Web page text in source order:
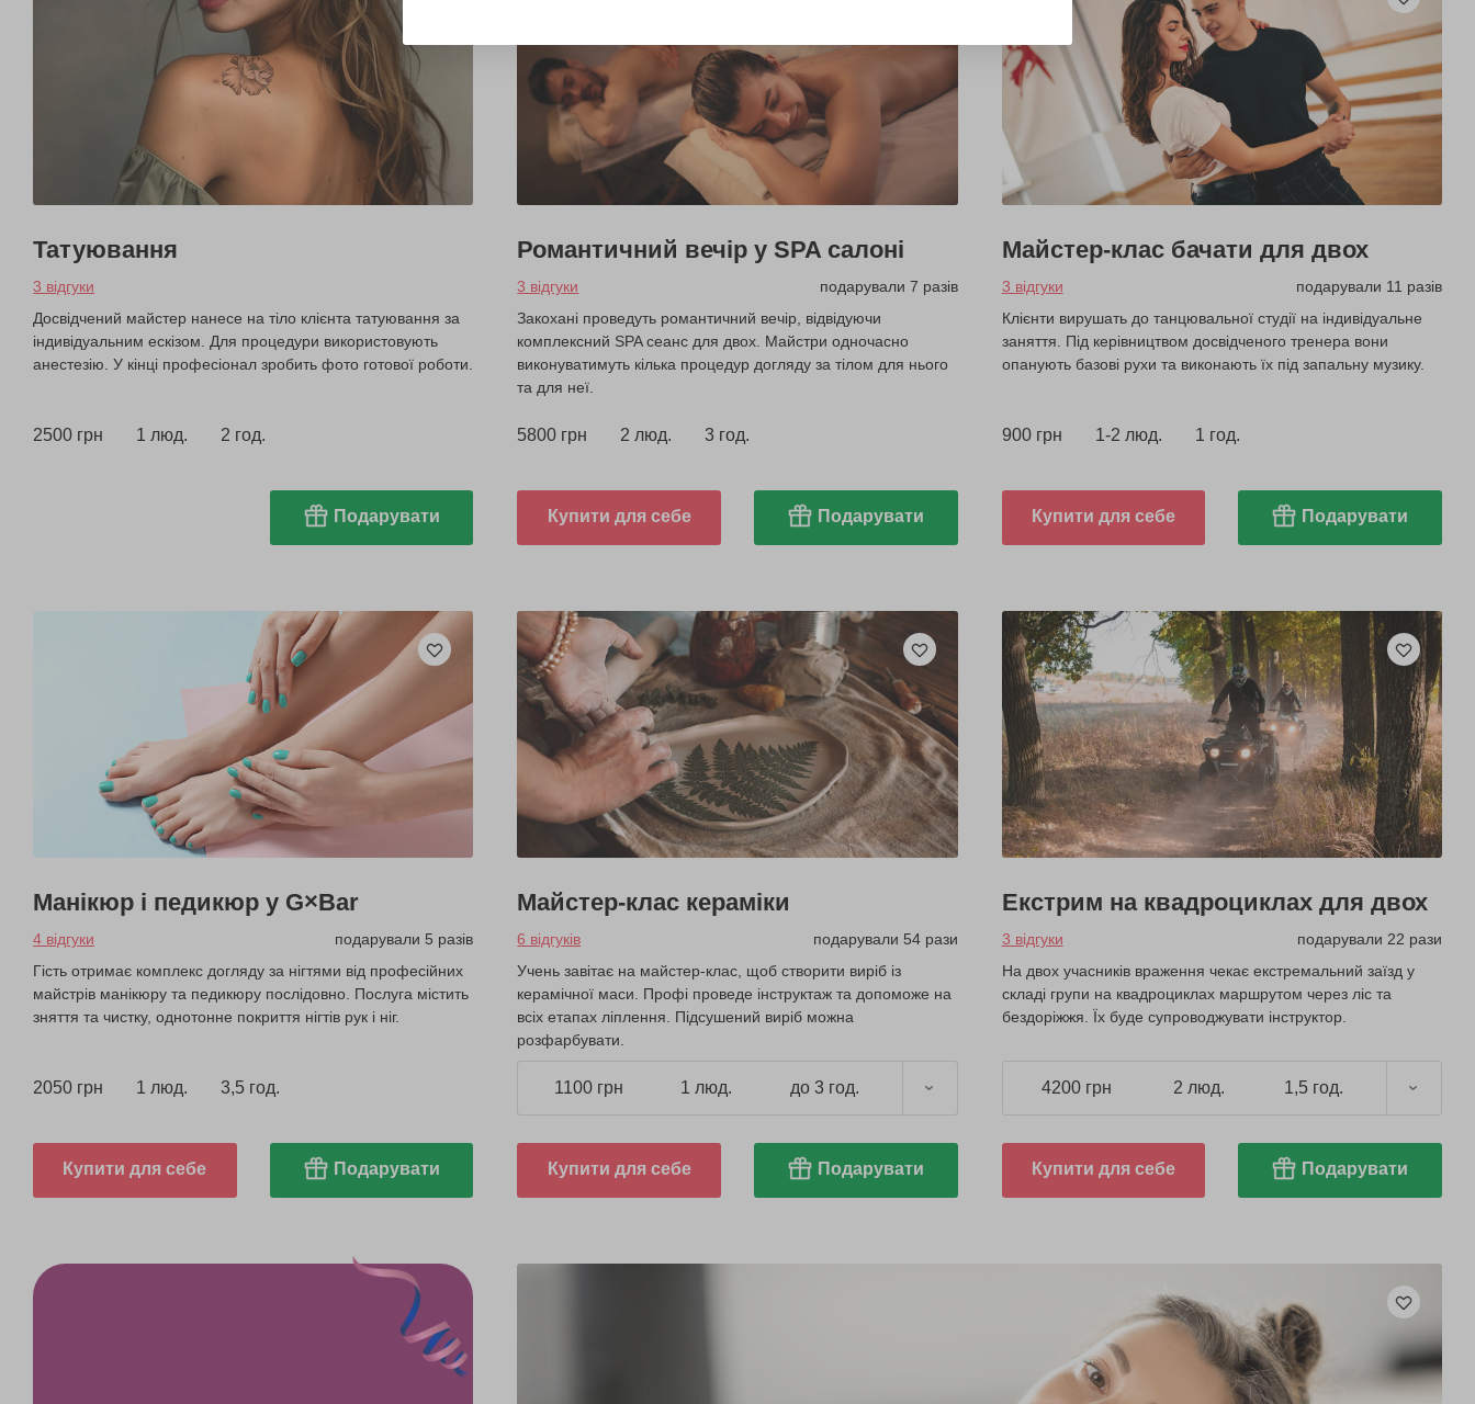
Татуювання
3 відгуки
Досвідчений майстер нанесе на тіло клієнта татуювання за
індивідуальним ескізом. Для процедури використовують
анестезію. У кінці професіонал зробить фото готової роботи.
2500 грн 1 люд. 2 год.
Подарувати
Романтичний вечір у SPA салоні
3 відгуки
подарували 7 разів
Закохані проведуть романтичний вечір, відвідуючи
комплексний SPA сеанс для двох. Майстри одночасно
виконуватимуть кілька процедур догляду за тілом для нього
та для неї.
5800 грн 2 люд. 3 год.
Купити для себе Подарувати
Майстер-клас бачати для двох
3 відгуки
подарували 11 разів
Клієнти вирушать до танцювальної студії на індивідуальне
заняття. Під керівництвом досвідченого тренера вони
опанують базові рухи та виконають їх під запальну музику.
900 грн 1-2 люд. 1 год.
Купити для себе Подарувати
Манікюр і педикюр у G×Bar
4 відгуки
подарували 5 разів
Гість отримає комплекс догляду за нігтями від професійних
майстрів манікюру та педикюру послідовно. Послуга містить
зняття та чистку, однотонне покриття нігтів рук і ніг.
2050 грн 1 люд. 3,5 год.
Купити для себе Подарувати
Майстер-клас кераміки
6 відгуків
подарували 54 рази
Учень завітає на майстер-клас, щоб створити виріб із
керамічної маси. Профі проведе інструктаж та допоможе на
всіх етапах ліплення. Підсушений виріб можна
розфарбувати.
1100 грн 1 люд. до 3 год.
Купити для себе Подарувати
Екстрим на квадроциклах для двох
3 відгуки
подарували 22 рази
На двох учасників враження чекає екстремальний заїзд у
складі групи на квадроциклах маршрутом через ліс та
бездоріжжя. Їх буде супроводжувати інструктор.
4200 грн 2 люд. 1,5 год.
Купити для себе Подарувати